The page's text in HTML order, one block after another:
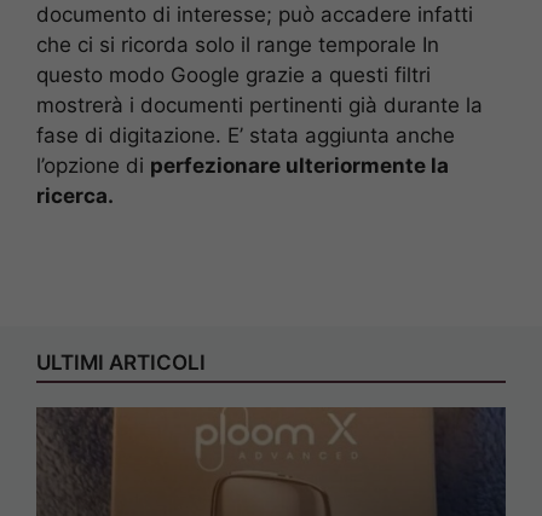
documento di interesse; può accadere infatti
che ci si ricorda solo il range temporale In
questo modo Google grazie a questi filtri
mostrerà i documenti pertinenti già durante la
fase di digitazione. E’ stata aggiunta anche
l’opzione di perfezionare ulteriormente la
ricerca.
ULTIMI ARTICOLI